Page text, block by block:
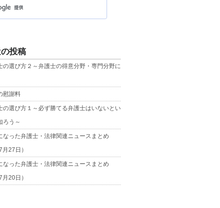
投稿
の選び方２～弁護士の得意分野・専門分野に
慰謝料
の選び方１～必ず勝てる弁護士はいないとい
ろう～
なった弁護士・法律関連ニュースまとめ
月27日）
なった弁護士・法律関連ニュースまとめ
月20日）